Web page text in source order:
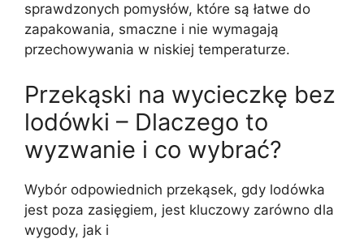
sprawdzonych pomysłów, które są łatwe do
zapakowania, smaczne i nie wymagają
przechowywania w niskiej temperaturze.
Przekąski na wycieczkę bez
lodówki – Dlaczego to
wyzwanie i co wybrać?
Wybór odpowiednich przekąsek, gdy lodówka
jest poza zasięgiem, jest kluczowy zarówno dla
wygody, jak i